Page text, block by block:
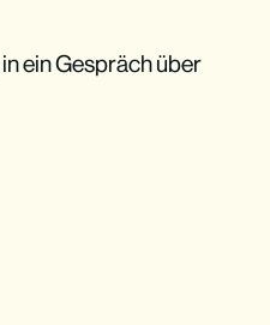
ein Gespräch über